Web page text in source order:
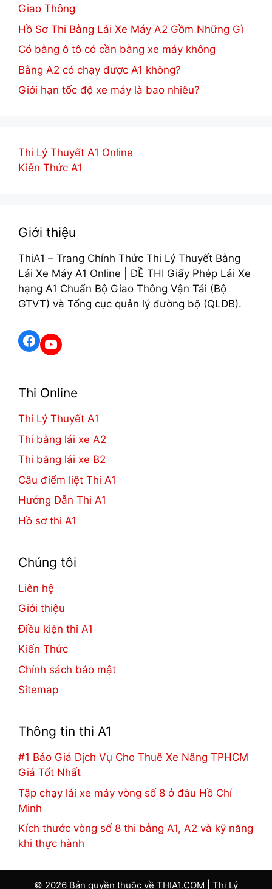
Giao Thông
Hồ Sơ Thi Bằng Lái Xe Máy A2 Gồm Những Gì
Có bằng ô tô có cần bằng xe máy không
Bằng A2 có chạy được A1 không?
Giới hạn tốc độ xe máy là bao nhiêu?
Thi Lý Thuyết A1 Online
Kiến Thức A1
Giới thiệu
ThiA1 – Trang Chính Thức Thi Lý Thuyết Bằng
Lái Xe Máy A1 Online | ĐỀ THI Giấy Phép Lái Xe
hạng A1 Chuẩn Bộ Giao Thông Vận Tải (Bộ
GTVT) và Tổng cục quản lý đường bộ (QLDB).
Facebook
YouTube
Thi Online
Thi Lý Thuyết A1
Thi bằng lái xe A2
Thi bằng lái xe B2
Câu điểm liệt Thi A1
Hướng Dẫn Thi A1
Hồ sơ thi A1
Chúng tôi
Liên hệ
Giới thiệu
Điều kiện thi A1
Kiến Thức
Chính sách bảo mật
Sitemap
Thông tin thi A1
#1 Báo Giá Dịch Vụ Cho Thuê Xe Nâng TPHCM
Giá Tốt Nhất
Tập chạy lái xe máy vòng số 8 ở đâu Hồ Chí
Minh
Kích thước vòng số 8 thi bằng A1, A2 và kỹ năng
khi thực hành
© 2026 Bản quyền thuộc về THIA1.COM | Thi Lý